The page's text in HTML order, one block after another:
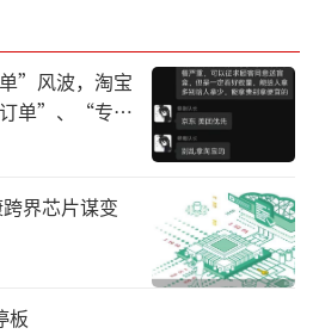
是多重资本压力叠加下
溜梅的股权结构高度集
持股约37.97%，其配偶李
，加上两人控制的聚润
、凯旋之星、凯莱之星等
计控制公司约87.77%的股
”风波，淘宝
单”、“专挑
界芯片谋变
板